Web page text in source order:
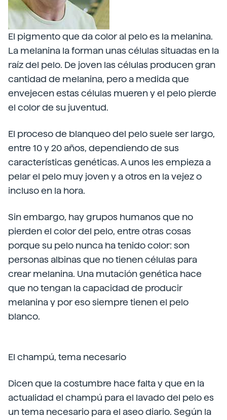
El pigmento que da color al pelo es la melanina.
La melanina la forman unas células situadas en la
raíz del pelo. De joven las células producen gran
cantidad de melanina, pero a medida que
envejecen estas células mueren y el pelo pierde
el color de su juventud.
El proceso de blanqueo del pelo suele ser largo,
entre 10 y 20 años, dependiendo de sus
características genéticas. A unos les empieza a
pelar el pelo muy joven y a otros en la vejez o
incluso en la hora.
Sin embargo, hay grupos humanos que no
pierden el color del pelo, entre otras cosas
porque su pelo nunca ha tenido color: son
personas albinas que no tienen células para
crear melanina. Una mutación genética hace
que no tengan la capacidad de producir
melanina y por eso siempre tienen el pelo
blanco.
El champú, tema necesario
Dicen que la costumbre hace falta y que en la
actualidad el champú para el lavado del pelo es
un tema necesario para el aseo diario. Según la